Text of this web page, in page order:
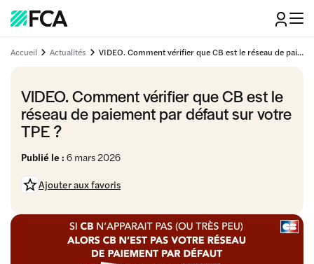
Accueil Actualités VIDEO. Comment vérifier que CB est le réseau de paiement par défaut sur votre TPE ?
VIDEO. Comment vérifier que CB est le
réseau de paiement par défaut sur votre
TPE ?
Publié le : 6 mars 2026
Ajouter aux favoris